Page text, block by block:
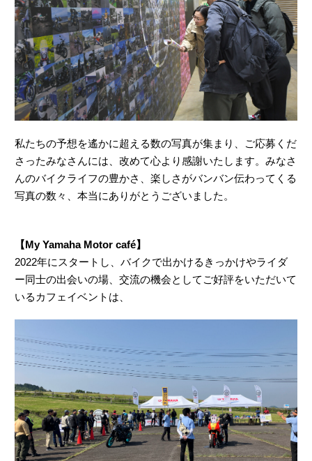
私たちの予想を遙かに超える数の写真が集まり、ご応募くだ
さったみなさんには、改めて心より感謝いたします。みなさ
んのバイクライフの豊かさ、楽しさがバンバン伝わってくる
写真の数々、本当にありがとうございました。
【My Yamaha Motor café】
2022年にスタートし、バイクで出かけるきっかけやライダ
ー同士の出会いの場、交流の機会としてご好評をいただいて
いるカフェイベントは、